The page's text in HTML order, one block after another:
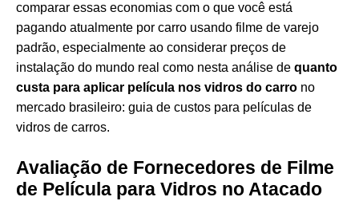
comparar essas economias com o que você está
pagando atualmente por carro usando filme de varejo
padrão, especialmente ao considerar preços de
instalação do mundo real como nesta análise de quanto
custa para aplicar película nos vidros do carro no
mercado brasileiro: guia de custos para películas de
vidros de carros.
Avaliação de Fornecedores de Filme
de Película para Vidros no Atacado